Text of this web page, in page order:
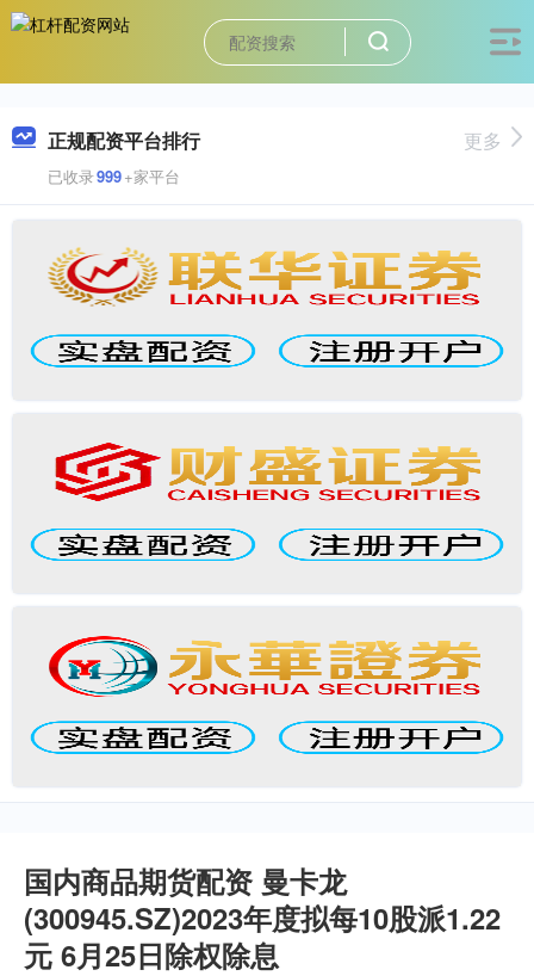
正规配资平台排行
已收录999+家平台
更多
国内商品期货配资 曼卡龙
(300945.SZ)2023年度拟每10股派1.22
元 6月25日除权除息